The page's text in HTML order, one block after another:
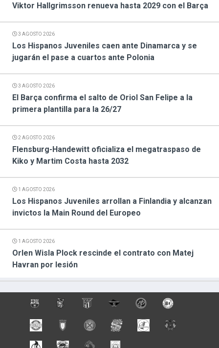
Viktor Hallgrimsson renueva hasta 2029 con el Barça
3 AGOSTO 2026
Los Hispanos Juveniles caen ante Dinamarca y se
jugarán el pase a cuartos ante Polonia
3 AGOSTO 2026
El Barça confirma el salto de Oriol San Felipe a la
primera plantilla para la 26/27
2 AGOSTO 2026
Flensburg-Handewitt oficializa el megatraspaso de
Kiko y Martim Costa hasta 2032
1 AGOSTO 2026
Los Hispanos Juveniles arrollan a Finlandia y alcanzan
invictos la Main Round del Europeo
1 AGOSTO 2026
Orlen Wisla Plock rescinde el contrato con Matej
Havran por lesión